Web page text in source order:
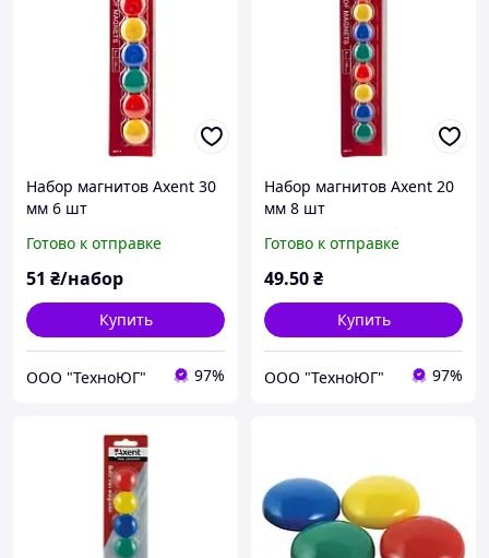
Набор магнитов Axent 30
мм 6 шт
Готово к отправке
51 ₴/набор
Купить
ООО "ТехноЮГ" 97%
Набор магнитов Axent 20
мм 8 шт
Готово к отправке
49.50₴
Купить
ООО "ТехноЮГ" 97%